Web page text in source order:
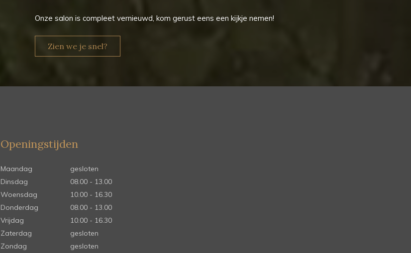
Onze salon is compleet vernieuwd, kom gerust eens een kijkje nemen!
Zien we je snel?
Openingstijden
Maandag
gesloten
Dinsdag
08.00 - 13.00
Woensdag
10.00 - 16.30
Donderdag
08.00 - 13.00
Vrijdag
10.00 - 16.30
Zaterdag
gesloten
Zondag
gesloten